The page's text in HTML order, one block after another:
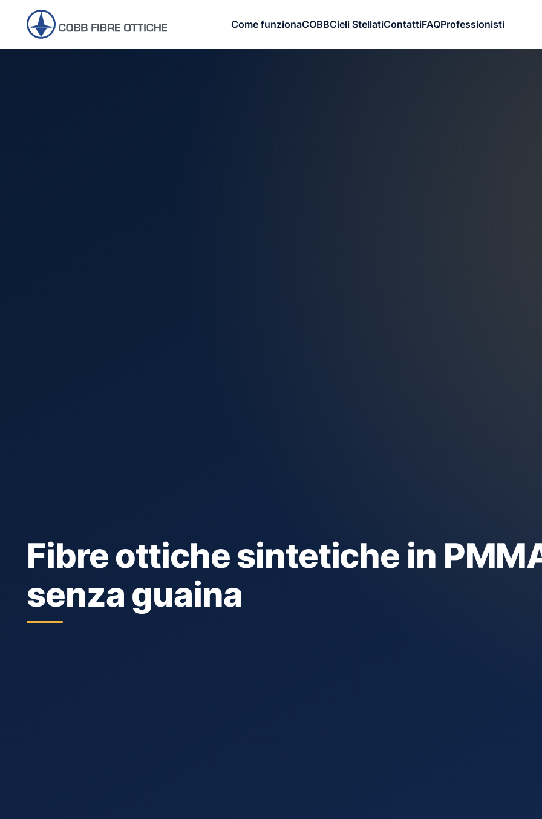
Come funzionaCOBBCieli StellatiContattiFAQProfessionisti
Fibre ottiche sintetiche in
senza guaina